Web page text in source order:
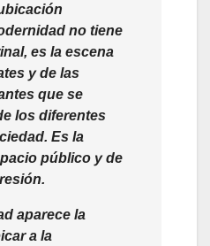
no tiene
es la escena
y de las
que se
los diferentes
Es la
público y de
aparece la
a la